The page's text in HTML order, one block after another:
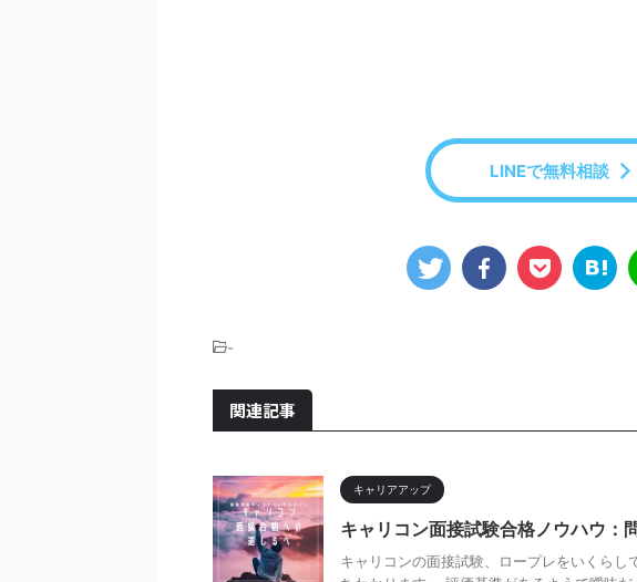
LINEで無料相談
-
関連記事
キャリアアップ
キャリコン面接試験合格ノウハウ：
キャリコンの面接試験、ロープレをいくら